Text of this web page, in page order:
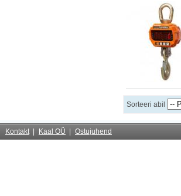
Sorteeri abil
Kontakt Kaal OÜ
Ostujuhend